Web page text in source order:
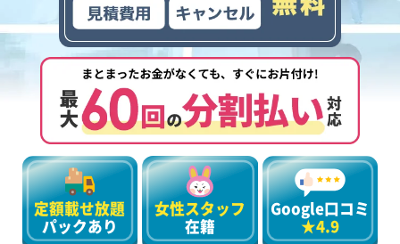
定額載せ放題
パックあり
女性スタッフ
在籍
Google口コミ
★4.9